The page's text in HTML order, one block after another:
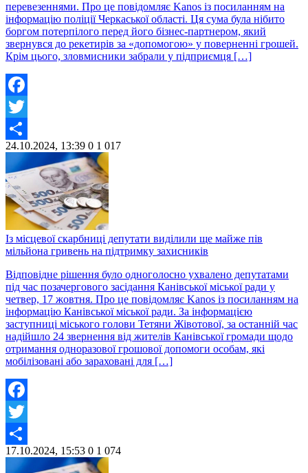
перевезеннями. Про це повідомляє Kanos із посиланням на
інформацію поліції Черкаської області. Ця сума була нібито
боргом потерпілого перед його бізнес-партнером, який
звернувся до рекетирів за «допомогою» у поверненні грошей.
Крім цього, зловмисники забрали у підприємця […]
Facebook
Twitter
Share
24.10.2024, 13:39 0 1 017
Із місцевої скарбниці депутати виділили ще майже пів
мільйона гривень на підтримку захисників
Відповідне рішення було одноголосно ухвалено депутатами
під час позачергового засідання Канівської міської ради у
четвер, 17 жовтня. Про це повідомляє Kanos із посиланням на
інформацію Канівської міської ради. За інформацією
заступниці міського голови Тетяни Жівотової, за останній час
надійшло 24 звернення від жителів Канівської громади щодо
отримання одноразової грошової допомоги особам, які
мобілізовані або зараховані для […]
Facebook
Twitter
Share
17.10.2024, 15:53 0 1 074